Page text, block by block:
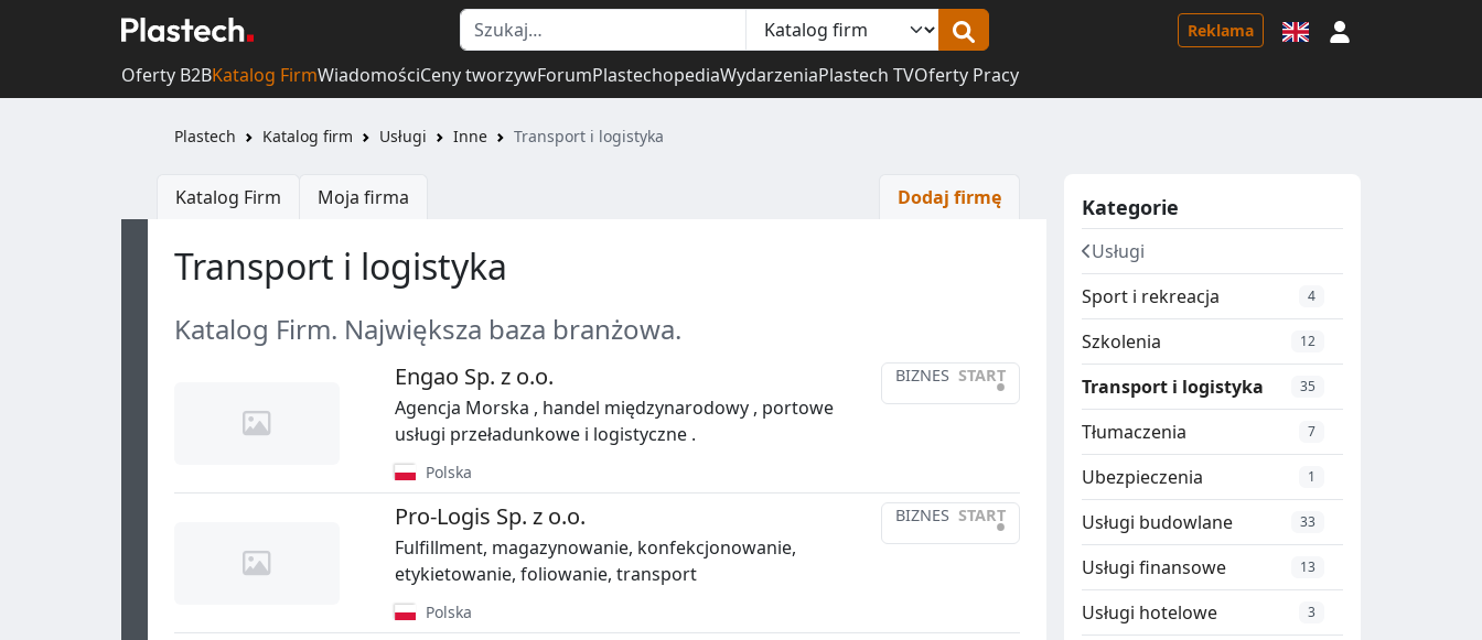
Reklama
Oferty B2BKatalog FirmWiadomościCeny tworzywForumPlastechopediaWydarzeniaPlastech TVOferty Pracy
Plastech Katalog firm Usługi Inne Transport i logistyka
Katalog Firm Moja firma Dodaj firmę
Transport i logistyka
Katalog Firm. Największa baza branżowa.
BIZNES START
•
Engao Sp. z o.o.
Agencja Morska , handel międzynarodowy , portowe
usługi przeładunkowe i logistyczne .
Polska
BIZNES START
•
Pro-Logis Sp. z o.o.
Fulfillment, magazynowanie, konfekcjonowanie,
etykietowanie, foliowanie, transport
Polska
Kategorie
Usługi
Sport i rekreacja
4
Szkolenia 12
Transport i logistyka 35
Tłumaczenia 7
Ubezpieczenia 1
Usługi budowlane 33
Usługi finansowe 13
Usługi hotelowe 3